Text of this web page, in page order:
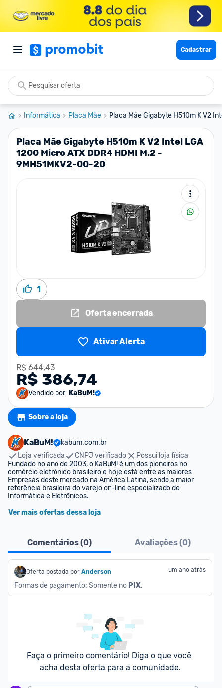
Cadastrar
Informática Placa Mãe Placa Mãe Gigabyte H510m K V2
Placa Mãe Gigabyte H510m K V2 Intel LGA
1200 Micro ATX DDR4 HDMI M.2 -
9MH51MKV2-00-20
1
Oferta encerrada
Ativar Alerta
R$ 644,43
R$ 386,74
Vendido por: KaBuM!
Sobre a loja
KaBuM!
kabum.com.br
Loja verificada
CNPJ verificado
Possui loja física
Fundado no ano de 2003, o KaBuM! é um dos pioneiros no
comércio eletrônico brasileiro e hoje está entre as maiores
Empresas deste mercado na América Latina, sendo a maior
referência brasileira do varejo on-line especializado de
Informática e Eletrônicos.
Ver mais ofertas dessa loja
Comentários (0) Avaliações (0)
Oferta postada por Anderson um ano atrás
Formas de pagamento: Somente no PIX.
Faça o primeiro comentário! Diga o que você
acha desta oferta para a comunidade.